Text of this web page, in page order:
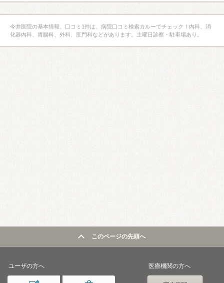
今井医院の基本情報、口コミ1件は、病院口コミ検索カルーでチェック！内科、消
化器内科、胃腸科、外科、肛門科などがあります。土曜日診察・駐車場あり。
このページの先頭へ
ユーザの方へ 医療機関の方へ